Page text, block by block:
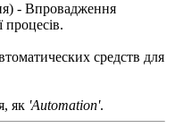
) - Впровадження
процесів.
средств для
як 'Automation'.